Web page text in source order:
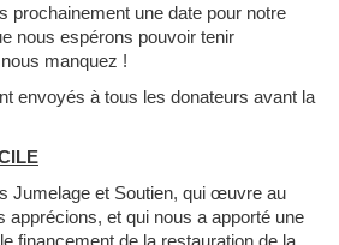
prochainement une date pour notre
nous espérons pouvoir tenir
manquez !
envoyés à tous les donateurs avant la
Jumelage et Soutien, qui œuvre au
apprécions, et qui nous a apporté une